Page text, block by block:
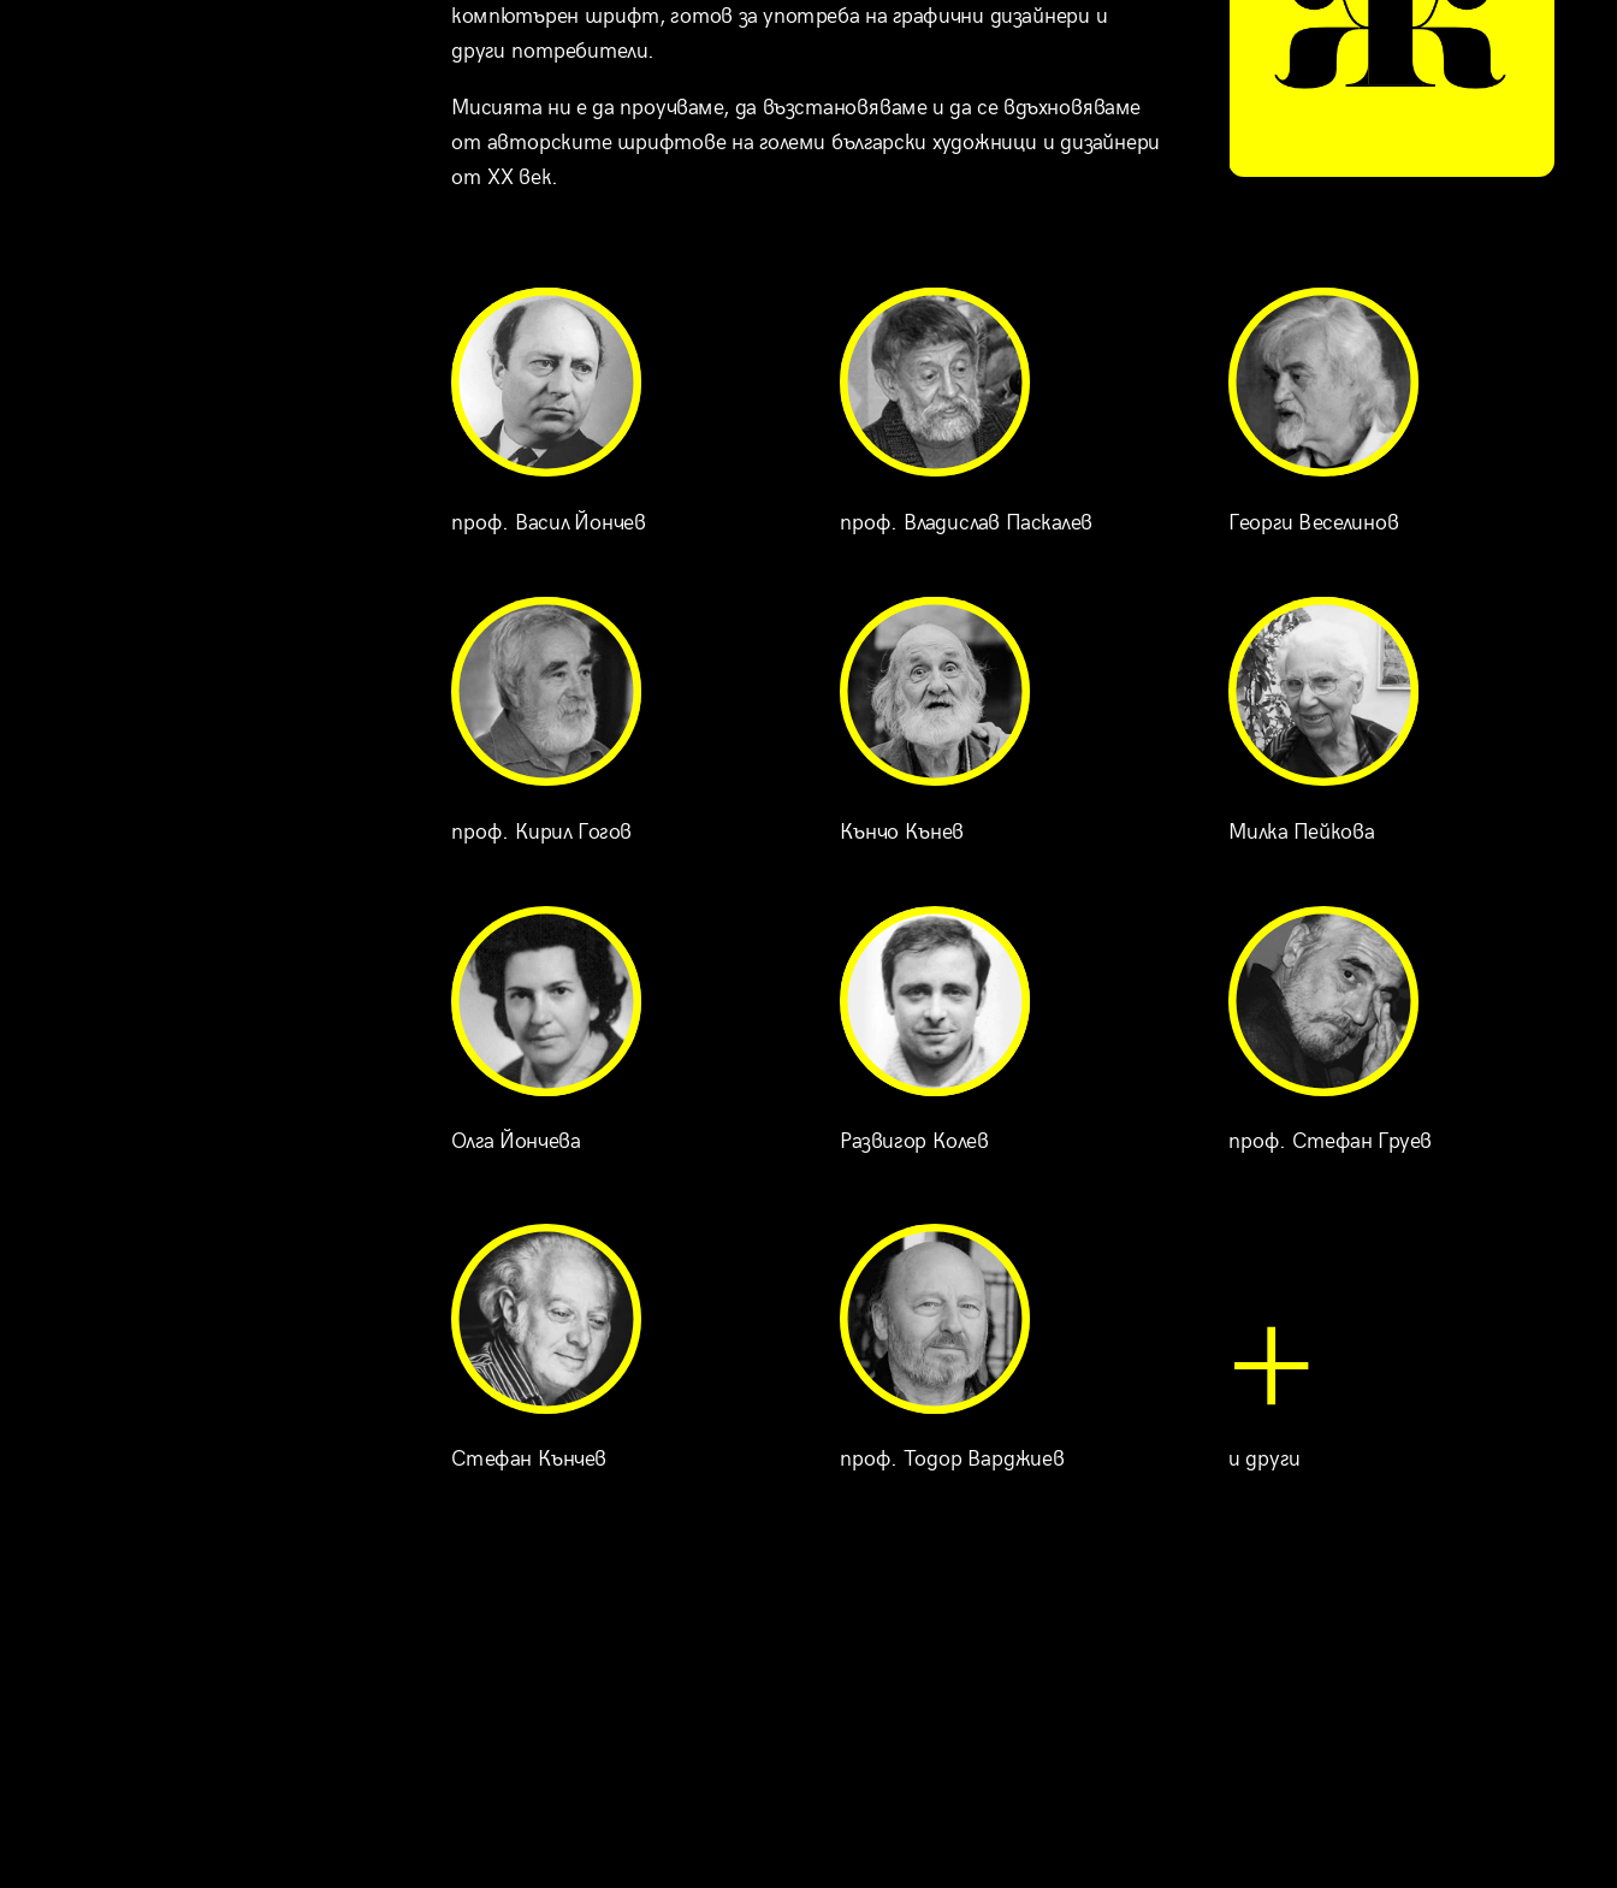
компютърен шрифт, готов за употреба на графични дизайнери и
други потребители.
Мисията ни е да проучваме, да възстановяваме и да се вдъхновяваме
от авторските шрифтове на големи български художници и дизайнери
от XX век.
проф. Васил Йончев проф. Владислав Паскалев Георги Веселинов
проф. Кирил Гогов Кънчо Кънев Милка Пейкова
проф. Стефан Груев
Олга Йончева Развигор Колев
+
проф. Тодор Варджиев
Стефан Кънчев и други